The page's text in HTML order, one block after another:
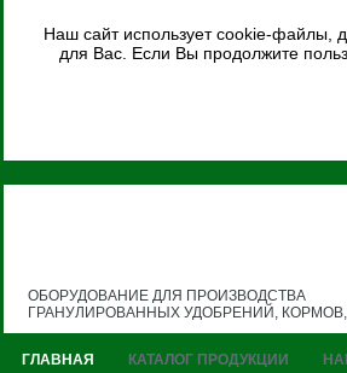
Наш сайт использует cookie-файлы,
для Вас. Если Вы продолжите
ОБОРУДОВАНИЕ ДЛЯ ПРОИЗВОДСТВА
ГРАНУЛИРОВАННЫХ УДОБРЕНИЙ,
ГЛАВНАЯ КАТАЛОГ ПРОДУКЦИИ